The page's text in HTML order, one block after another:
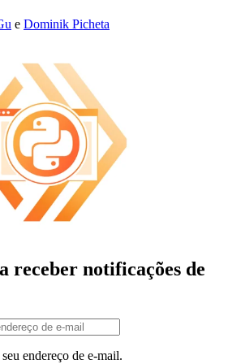
e Dominik Picheta
receber notificações de
endereço de e-mail.